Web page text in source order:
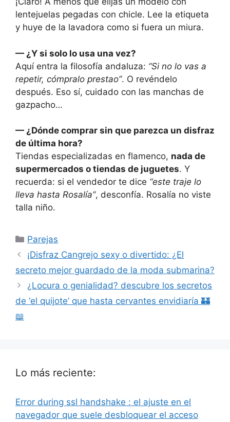
lentejuelas pegadas con chicle. Lee la etiqueta
y huye de la lavadora como si fuera un miura.
— ¿Y si solo lo usa una vez?
Aquí entra la filosofía andaluza: “Si no lo vas a
repetir, cómpralo prestao”. O revéndelo
después. Eso sí, cuidado con las manchas de
gazpacho…
— ¿Dónde comprar sin que parezca un disfraz
de última hora?
Tiendas especializadas en flamenco, nada de
supermercados o tiendas de juguetes. Y
recuerda: si el vendedor te dice “este traje lo
lleva hasta Rosalía”, desconfía. Rosalía no viste
talla niño.
Categorías
Parejas
¡Disfraz Cangrejo sexy o divertido: ¿El
secreto mejor guardado de la moda submarina?
¿Locura o genialidad? descubre los secretos
de ‘el quijote’ que hasta cervantes envidiaría 🏰
📖
Lo más reciente:
Error during ssl handshake : el ajuste en el
navegador que suele desbloquear el acceso